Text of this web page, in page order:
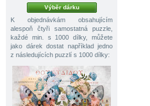
Výběr dárku
K objednávkám obsahujícím
alespoň čtyři samostatná puzzle,
každé min. s 1000 dílky, můžete
jako dárek dostat například jedno
z následujících puzzlí s 1000 dílky: